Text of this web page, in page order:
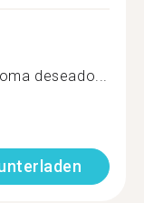
deseado...